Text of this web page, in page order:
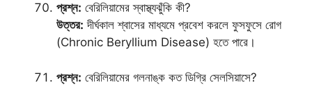
প্রশ্ন: বেরিলিয়ামের স্বাস্থ্যঝুঁকি কী?
উত্তর: দীর্ঘকাল শ্বাসের মাধ্যমে প্রবেশ করলে ফুসফুসে রোগ
(Chronic Beryllium Disease) হতে পারে।
প্রশ্ন: বেরিলিয়ামের গলনাঙ্ক কত ডিগ্রি সেলসিয়াসে?